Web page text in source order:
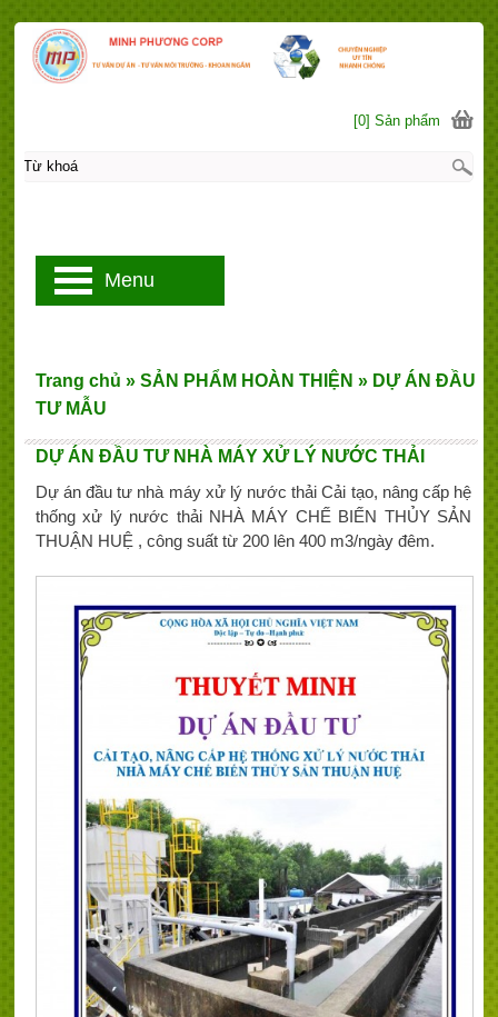
DỰ ÁN ĐẦU TƯ NHÀ MÁY XỬ LÝ NƯỚC THẢI
Dự án đầu tư nhà máy xử lý nước thải Cải tạo, nâng cấp hệ
thống xử lý nước thải NHÀ MÁY CHẾ BIẾN THỦY SẢN
THUẬN HUỆ , công suất từ 200 lên 400 m3/ngày đêm.
Trang chủ » SẢN PHẨM HOÀN THIỆN » DỰ ÁN ĐẦU
TƯ MẪU
[0] Sản phẩm
Menu